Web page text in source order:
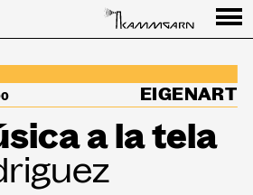
Sessions
EIGENART
a la tela